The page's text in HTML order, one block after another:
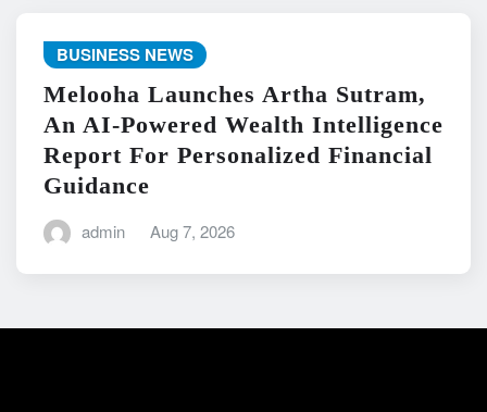
BUSINESS NEWS
Melooha Launches Artha Sutram,
An AI-Powered Wealth Intelligence
Report For Personalized Financial
Guidance
admin Aug 7, 2026